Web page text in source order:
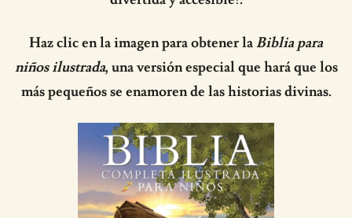
Haz clic en la imagen para obtener laBiblia para
niños ilustrada, una versión especial que hará que los
más pequeños se enamoren de las historias divinas.